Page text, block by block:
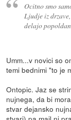
Ocitno smo
Ljudje iz
delajo
Umm...v novici so
temi bednimi "to je
Ontopic. Jaz se
nujnega, da bi
stvar dejansko